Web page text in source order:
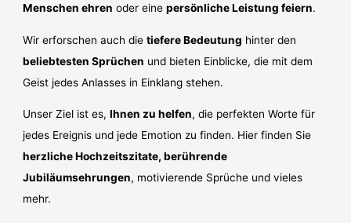
Menschen ehren oder einepersönliche Leistung feiern.
Wir erforschen auch dietiefere Bedeutung hinter den
beliebtesten Sprüchen und bieten Einblicke, die mit dem
Geist jedes Anlasses in Einklang stehen.
Unser Ziel ist es,Ihnen zu helfen, die perfekten Worte für
jedes Ereignis und jede Emotion zu finden. Hier finden Sie
herzliche Hochzeitszitate, berührende
Jubiläumsehrungen, motivierende Sprüche und vieles
mehr.